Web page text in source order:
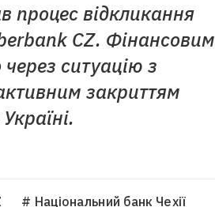
процес відкликання
CZ. Фінансовим
ситуацію з
закриттям
# Національний банк Чехії